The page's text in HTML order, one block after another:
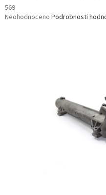
569
Průměrné
Neohodnoceno Podrobnosti